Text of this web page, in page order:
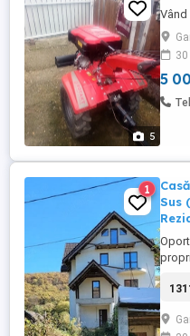
5
Vând
5
1
Sus
20